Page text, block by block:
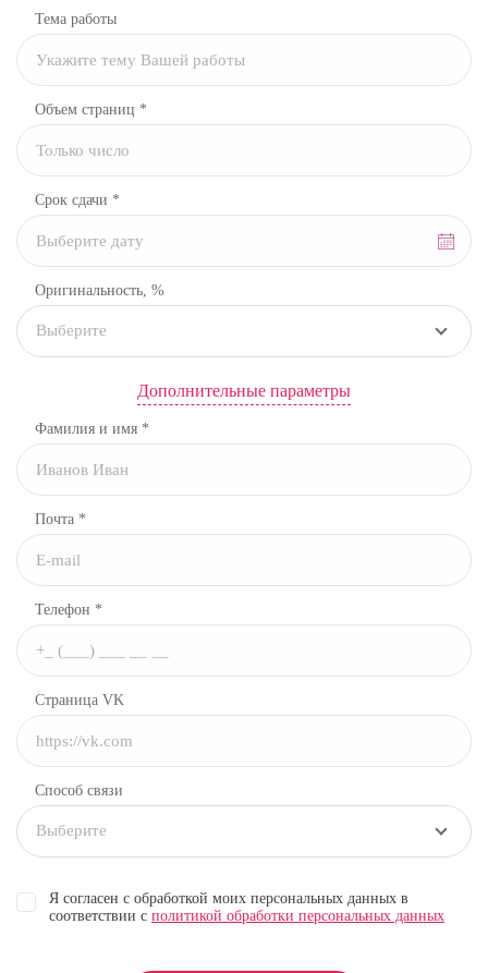
Тема работы
Объем страниц *
Срок сдачи *
Оригинальность, %
Выберите
Дополнительные параметры
Фамилия и имя *
Почта *
Телефон *
Страница VK
Способ связи
Выберите
Я согласен с обработкой моих персональных данных в
соответствии с политикой обработки персональных данных